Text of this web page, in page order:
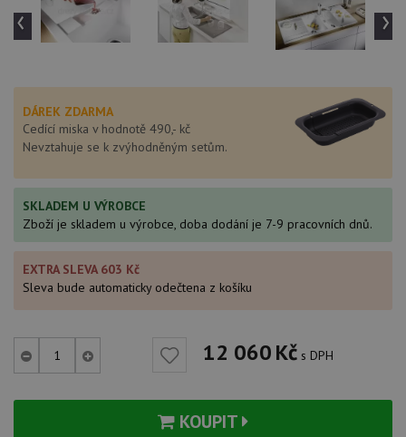
‹ ›
DÁREK ZDARMA
Cedící miska v hodnotě 490,- kč
Nevztahuje se k zvýhodněným setům.
SKLADEM U VÝROBCE
Zboží je skladem u výrobce, doba dodání je 7-9 pracovních dnů.
EXTRA SLEVA 603 Kč
Sleva bude automaticky odečtena z košíku
12 060Kč s DPH
KOUPIT